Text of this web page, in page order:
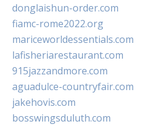
donglaishun-order.com
fiamc-rome2022.org
mariceworldessentials.com
lafisheriarestaurant.com
915jazzandmore.com
aguadulce-countryfair.com
jakehovis.com
bosswingsduluth.com